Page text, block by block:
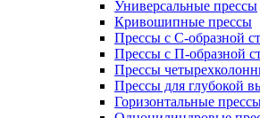
Универсальные прессы
Кривошипные прессы
Прессы с С-образной
Прессы с П-образной
Прессы
Прессы для глубокой
Горизонтальные